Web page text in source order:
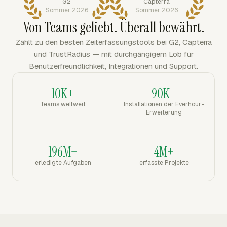
Sommer 2026
Sommer 2026
Von Teams geliebt. Überall bewährt.
Zählt zu den besten Zeiterfassungstools bei G2, Capterra
und TrustRadius — mit durchgängigem Lob für
Benutzerfreundlichkeit, Integrationen und Support.
10K+
Teams weltweit
90K+
Installationen der Everhour-
Erweiterung
196M+
erledigte Aufgaben
4M+
erfasste Projekte